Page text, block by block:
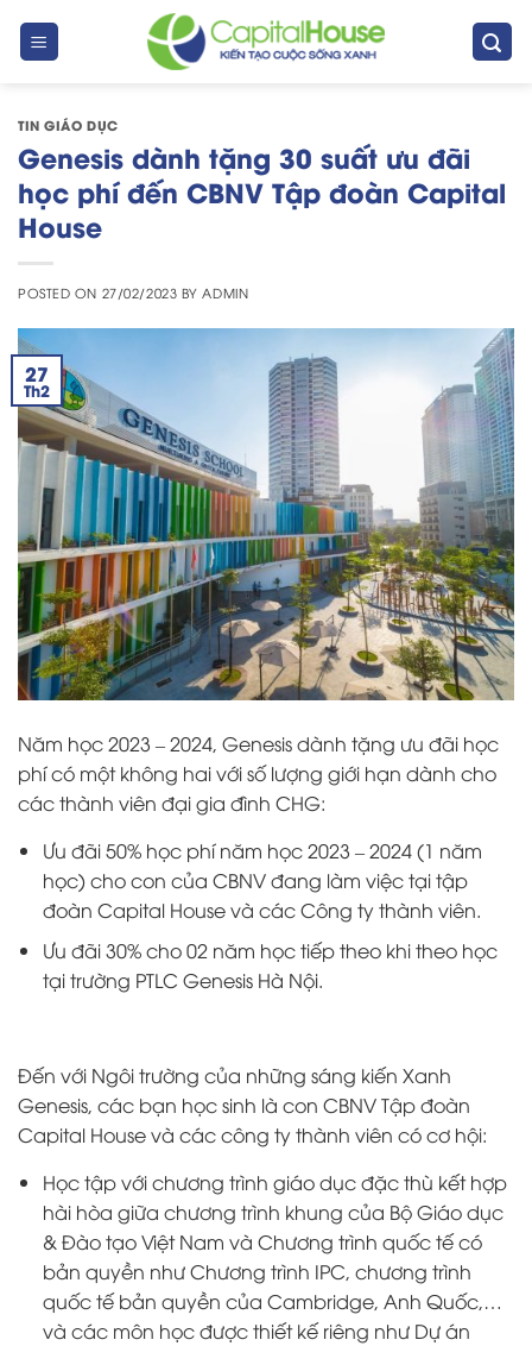
TIN GIÁO DỤC
Genesis dành tặng 30 suất ưu đãi
học phí đến CBNV Tập đoàn Capital
House
POSTED ON 27/02/2023 BY ADMIN
27
Th2
Năm học 2023 – 2024, Genesis dành tặng ưu đãi học
phí có một không hai với số lượng giới hạn dành cho
các thành viên đại gia đình CHG:
Ưu đãi 50% học phí năm học 2023 – 2024 (1 năm
học) cho con của CBNV đang làm việc tại tập
đoàn Capital House và các Công ty thành viên.
Ưu đãi 30% cho 02 năm học tiếp theo khi theo học
tại trường PTLC Genesis Hà Nội.
Đến với Ngôi trường của những sáng kiến Xanh
Genesis, các bạn học sinh là con CBNV Tập đoàn
Capital House và các công ty thành viên có cơ hội:
Học tập với chương trình giáo dục đặc thù kết hợp
hài hòa giữa chương trình khung của Bộ Giáo dục
& Đào tạo Việt Nam và Chương trình quốc tế có
bản quyền như Chương trình IPC, chương trình
quốc tế bản quyền của Cambridge, Anh Quốc,…
và các môn học được thiết kế riêng như Dự án